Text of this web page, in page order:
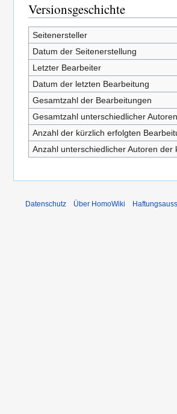
Versionsgeschichte
Seitenersteller
Datum der Seitenerstellung
Letzter Bearbeiter
Datum der letzten Bearbeitung
Gesamtzahl der Bearbeitungen
Gesamtzahl unterschiedlicher Autoren
Anzahl der kürzlich erfolgten
Anzahl unterschiedlicher Autoren
Datenschutz Über HomoWiki